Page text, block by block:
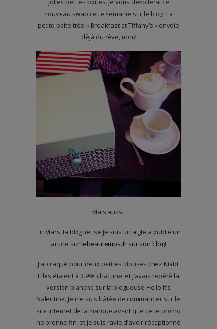
jolies petites boites. Je vous dévoilerai ce
nouveau swap cette semaine sur le blog! La
petite boite très « Breakfast at Tiffany’s » envoie
déjà du rêve, non?
Mais aussi:
En Mars, la blogueuse Je suis un aigle a publié un
article sur lebeautemps.fr sur son blog!
J’ai craqué pour deux petites blouses chez Kiabi.
Elles étaient à 3.99€ chacune, et j’avais repéré la
version blanche sur la blogueuse Hello It’s
Valentine. Je me suis hâtée de commander sur le
site internet de la marque avant que cette promo
ne prenne fin, et je suis ravie d’avoir réceptionné